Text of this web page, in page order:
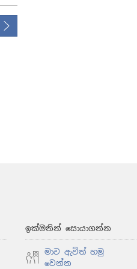
ඉක්මනින් සොයාගන්න
මාව ඇවිත් හමු
වෙන්න